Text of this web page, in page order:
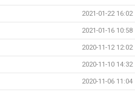
2021-01-22 16:02
2021-01-16 10:58
2020-11-12 12:02
2020-11-10 14:32
2020-11-06 11:04